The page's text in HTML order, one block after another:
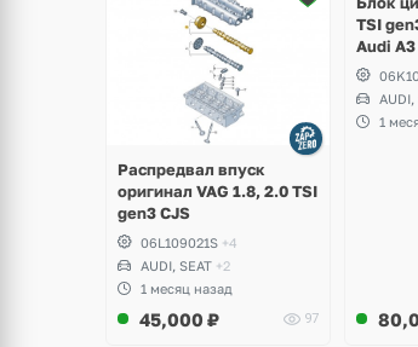
Распредвал впуск
оригинал VAG 1.8, 2.0 TSI
gen3 CJS
06L109021S +4
AUDI, SEAT +2
1 месяц назад
45,000 ₽ 97
TSI
Audi
Octavia
Golf VII
Leon
AUDI,
1